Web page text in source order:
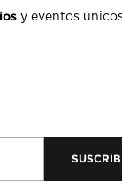
y eventos